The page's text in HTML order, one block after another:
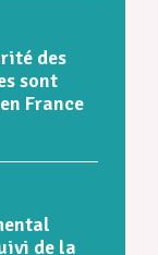
des
sont
France
de la